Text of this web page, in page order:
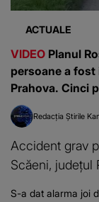
ACTUALE
VIDEO Planul
persoane a
Prahova. Cinci
Redacția Știrile
Accident grav
Scăeni, județul
S-a dat alarma joi